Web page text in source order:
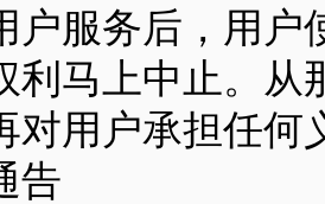
户服务后，用户
利马上中止。从
对用户承担任何
告